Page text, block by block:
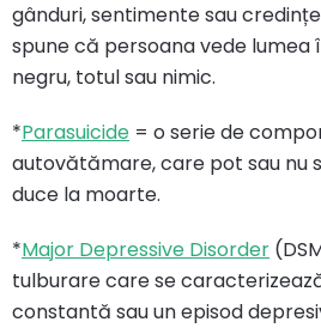
gânduri, sentimente sau
spune că persoana vede lumea
negru, totul sau nimic.
*Parasuicide = o serie de
autovătămare, care pot sau nu
duce la moarte.
*Major Depressive Disorder
tulburare care se
constantă sau un episod